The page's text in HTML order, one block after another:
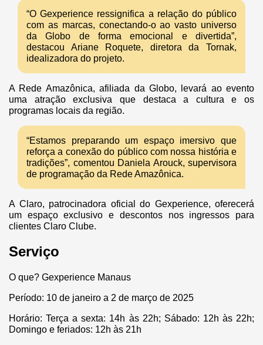
“O Gexperience ressignifica a relação do público
com as marcas, conectando-o ao vasto universo
da Globo de forma emocional e divertida”,
destacou Ariane Roquete, diretora da Tornak,
idealizadora do projeto.
A Rede Amazônica, afiliada da Globo, levará ao evento
uma atração exclusiva que destaca a cultura e os
programas locais da região.
“Estamos preparando um espaço imersivo que
reforça a conexão do público com nossa história e
tradições”, comentou Daniela Arouck, supervisora
de programação da Rede Amazônica.
A Claro, patrocinadora oficial do Gexperience, oferecerá
um espaço exclusivo e descontos nos ingressos para
clientes Claro Clube.
Serviço
O que? Gexperience Manaus
Período: 10 de janeiro a 2 de março de 2025
Horário: Terça a sexta: 14h às 22h; Sábado: 12h às 22h;
Domingo e feriados: 12h às 21h